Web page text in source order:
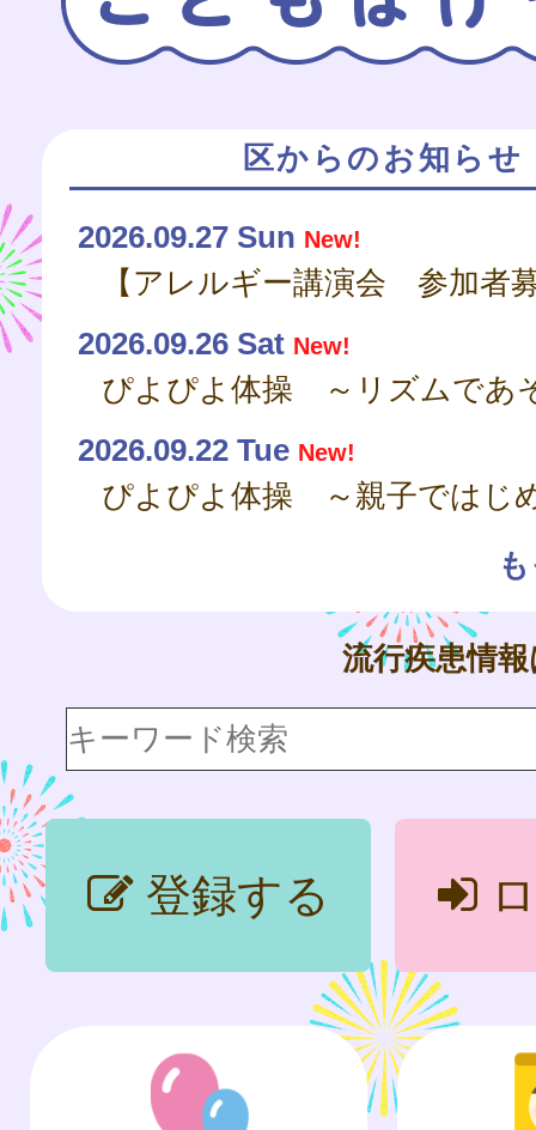
区からのお知らせ
2026.09.27 Sun New!
2026.09.26 Sat New!
ぴよぴよ体操 ～リズムであ
2026.09.22 Tue New!
流行疾患情
登録する